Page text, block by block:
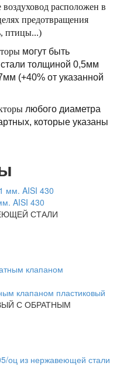
воздуховод расположен в
предотвращения
птицы...)
могут быть
толщиной 0,5мм
(+40% от указанной
любого диаметра
которые указаны
AISI 430
СТАЛИ
клапаном пластиковый
С ОБРАТНЫМ